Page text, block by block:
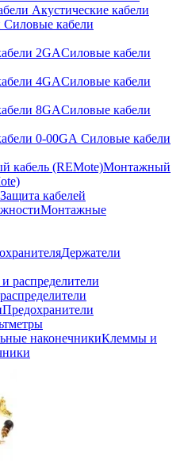
Акустические кабели
Силовые кабели
Силовые кабели
Силовые кабели
Силовые кабели
Силовые кабели
Монтажный
Защита кабелей
Монтажные
Держатели
Предохранители
Клеммы и